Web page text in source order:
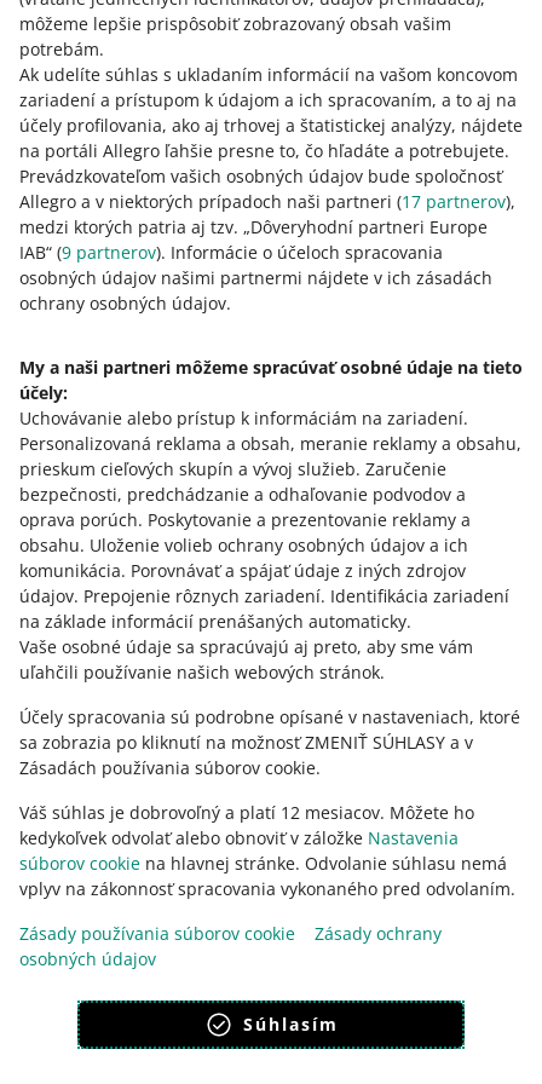
môžeme lepšie prispôsobiť zobrazovaný obsah vašim
potrebám.
Ak udelíte súhlas s ukladaním informácií na vašom koncovom
zariadení a prístupom k údajom a ich spracovaním, a to aj na
účely profilovania, ako aj trhovej a štatistickej analýzy, nájdete
na portáli Allegro ľahšie presne to, čo hľadáte a potrebujete.
Prevádzkovateľom vašich osobných údajov bude spoločnosť
Allegro a v niektorých prípadoch naši partneri (17 partnerov),
medzi ktorých patria aj tzv. „Dôveryhodní partneri Europe
IAB“ (9 partnerov). Informácie o účeloch spracovania
osobných údajov našimi partnermi nájdete v ich zásadách
ochrany osobných údajov.
My a naši partneri môžeme spracúvať osobné údaje na tieto
účely:
Uchovávanie alebo prístup k informáciám na zariadení.
Personalizovaná reklama a obsah, meranie reklamy a obsahu,
prieskum cieľových skupín a vývoj služieb. Zaručenie
bezpečnosti, predchádzanie a odhaľovanie podvodov a
oprava porúch. Poskytovanie a prezentovanie reklamy a
obsahu. Uloženie volieb ochrany osobných údajov a ich
komunikácia. Porovnávať a spájať údaje z iných zdrojov
údajov. Prepojenie rôznych zariadení. Identifikácia zariadení
na základe informácií prenášaných automaticky.
Vaše osobné údaje sa spracúvajú aj preto, aby sme vám
uľahčili používanie našich webových stránok.
Účely spracovania sú podrobne opísané v nastaveniach, ktoré
sa zobrazia po kliknutí na možnosť ZMENIŤ SÚHLASY a v
Zásadách používania súborov cookie.
Váš súhlas je dobrovoľný a platí 12 mesiacov. Môžete ho
kedykoľvek odvolať alebo obnoviť v záložke Nastavenia
súborov cookie na hlavnej stránke. Odvolanie súhlasu nemá
vplyv na zákonnosť spracovania vykonaného pred odvolaním.
Zásady používania súborov cookie
Zásady ochrany
osobných údajov
Súhlasím
Kliknite na odkaz pod touto otázkou.
Zobrazíme vám okno s nasledujúcou otázkou –
sa chcete odhlásiť z programu Super predajca?
Kliknite na [odhlásiť sa]. Hotovo!
Ak sa rozhodnete opäť zapojiť do programu — prejdite
do sekcie Super predajca a kliknite na [pripojiť sa k
programu].
Podmienky
Zmluvné podmienky programu Super
Potrebujete pomoc?
KONTAKTUJTE NÁS
vzhľad: svetlý motív